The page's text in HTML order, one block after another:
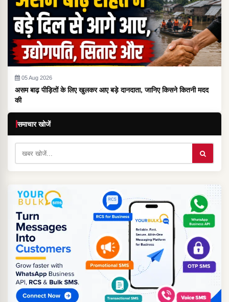
05 Aug 2026
असम बाढ़ पीड़ितों के लिए खुलकर आए बड़े दानदाता, जानिए किसने कितनी मदद
की
समाचार खोजें